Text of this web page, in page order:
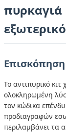
πυρκαγιά
εξωτερικό
Το αντιπυρικό
ολοκληρωμένη
τον κώδικα
προδιαγραφών
περιλαμβάνει τα